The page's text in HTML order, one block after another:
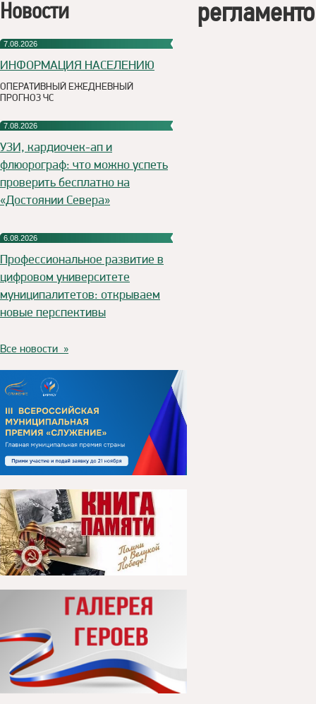
Новости
7.08.2026
ИНФОРМАЦИЯ НАСЕЛЕНИЮ
ОПЕРАТИВНЫЙ ЕЖЕДНЕВНЫЙ
ПРОГНОЗ ЧС
7.08.2026
УЗИ, кардиочек-ап и
флюорограф: что можно успеть
проверить бесплатно на
«Достоянии Севера»
6.08.2026
Профессиональное развитие в
цифровом университете
муниципалитетов: открываем
новые перспективы
Все новости »